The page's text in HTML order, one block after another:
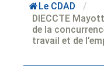
Le CDAD
/
DIECCTE
de la
travail et de